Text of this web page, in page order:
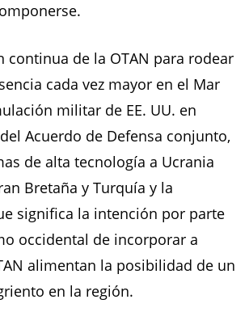
continua de la OTAN para rodear
cada vez mayor en el Mar
militar de EE. UU. en
Acuerdo de Defensa conjunto,
de alta tecnología a Ucrania
Bretaña y Turquía y la
significa la intención por parte
occidental de incorporar a
alimentan la posibilidad de un
en la región.